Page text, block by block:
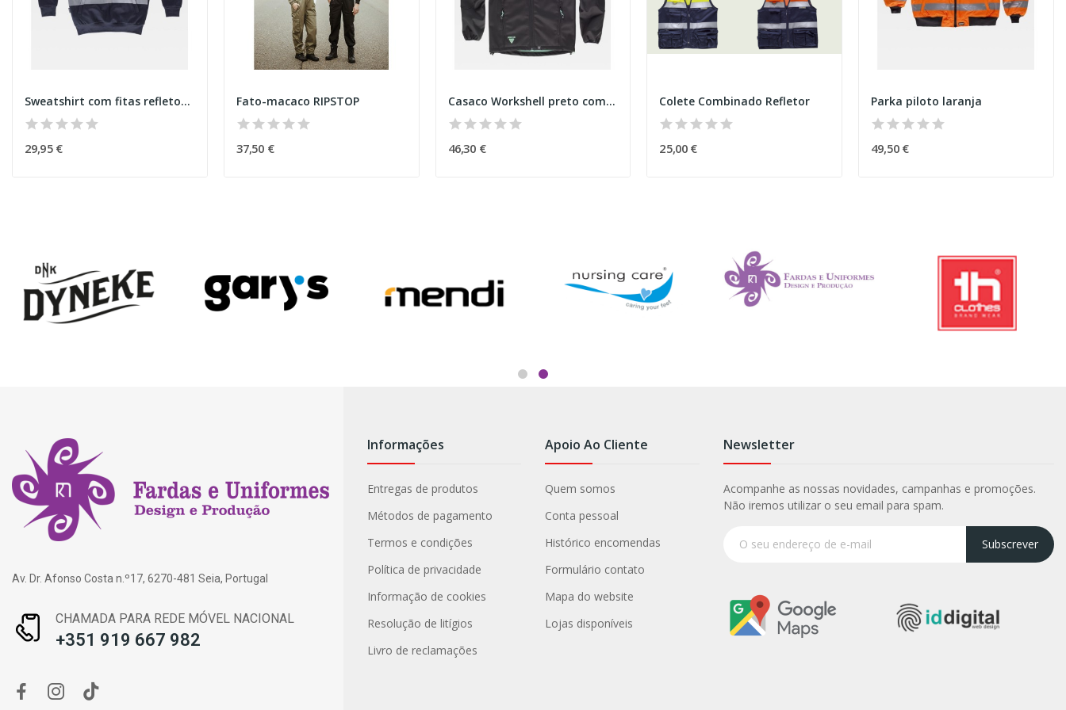
Sweatshirt com fitas refletoras
29,95 €
Fato-macaco RIPSTOP
37,50 €
Casaco Workshell preto com vivos refletores
46,30 €
Colete Combinado Refletor
25,00 €
Parka piloto laranja
49,50 €
Av. Dr. Afonso Costa n.º17, 6270-481 Seia, Portugal
CHAMADA PARA REDE MÓVEL NACIONAL
+351 919 667 982
Informações
Entregas de produtos
Métodos de pagamento
Termos e condições
Política de privacidade
Informação de cookies
Resolução de litígios
Livro de reclamações
Apoio Ao Cliente
Quem somos
Conta pessoal
Histórico encomendas
Formulário contato
Mapa do website
Lojas disponíveis
Newsletter
Acompanhe as nossas novidades, campanhas e promoções.
Não iremos utilizar o seu email para spam.
Subscrever